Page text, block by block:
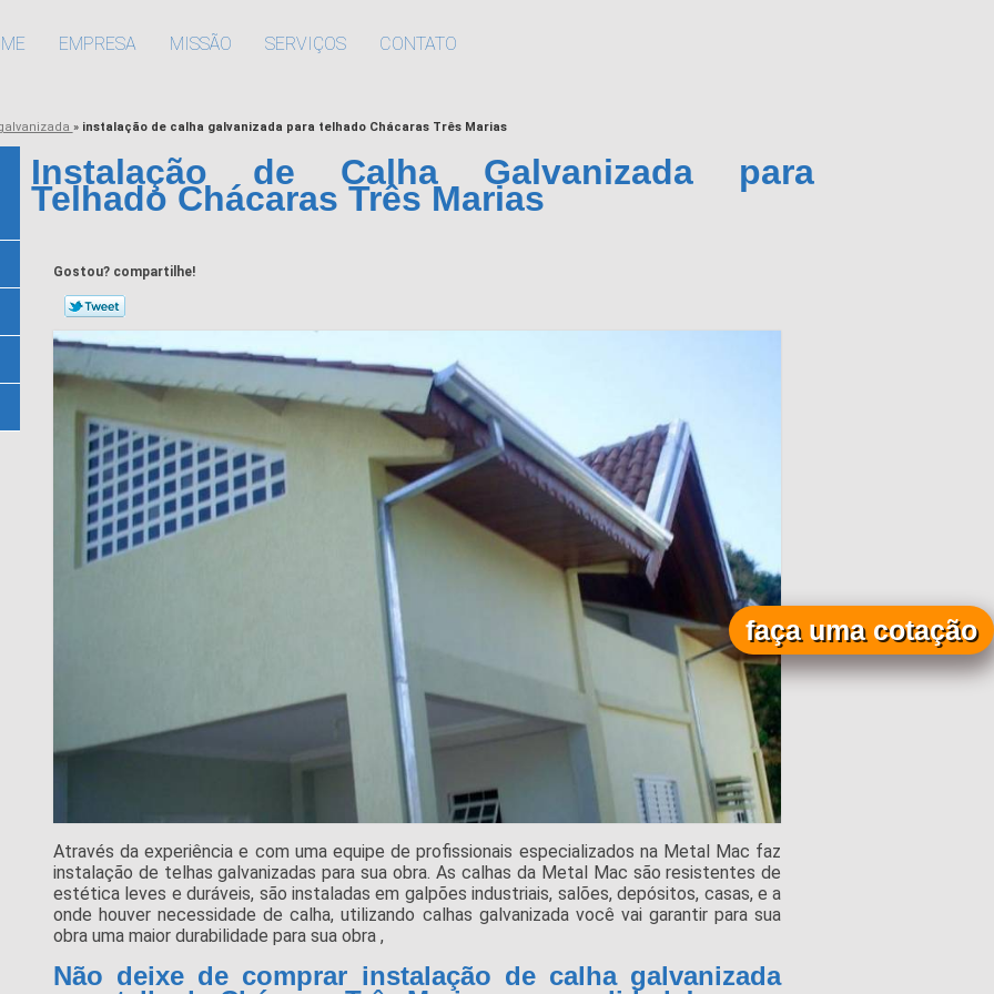
EMPRESA MISSÃO SERVIÇOS CONTATO
» instalação de calha galvanizada para telhado Chácaras Três Marias
Instalação de Calha Galvanizada para
Telhado Chácaras Três Marias
Gostou? compartilhe!
Através da experiência e com uma equipe de profissionais especializados na Metal Mac faz
instalação de telhas galvanizadas para sua obra. As calhas da Metal Mac são resistentes de
estética leves e duráveis, são instaladas em galpões industriais, salões, depósitos, casas, e a
onde houver necessidade de calha, utilizando calhas galvanizada você vai garantir para sua
obra uma maior durabilidade para sua obra ,
Não deixe de comprar instalação de calha galvanizada
faça uma cotação